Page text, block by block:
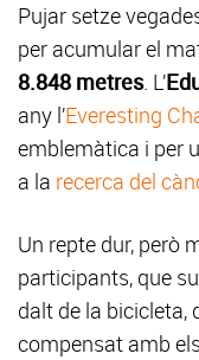
Pujar setze
per acumular el
8.848 metres. L’
any l’Everesting
emblemàtica i per
a la recerca del
Un repte dur, però
participants, que
dalt de la bicicleta,
compensat amb els